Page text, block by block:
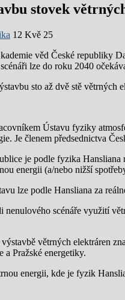
stovek
12 Kvě 25
věd České republiky
lze do roku 2040
sto až dvě stě větrných
Ústavu fyziky
Je členem předsednictva
je podle fyzika
energii (a/nebo nižší
lze podle Hansliana za
scénáře využití
větrných elektráren
a Pražské energetiky.
energii, kde je fyzik